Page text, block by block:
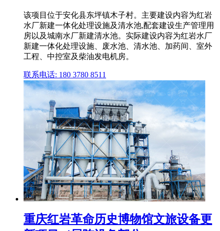
该项目位于安化县东坪镇木子村。主要建设内容为红岩
水厂新建一体化处理设施及清水池,配套建设生产管理用
房以及城南水厂新建清水池。实际建设内容为红岩水厂
新建一体化处理设施、废水池、清水池、加药间、室外
工程、中控室及柴油发电机房。
联系电话: 180 3780 8511
重庆红岩革命历史博物馆文旅设备更